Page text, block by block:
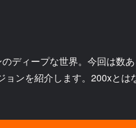
ディープな世界。今回は数
ンを紹介します。200xとは